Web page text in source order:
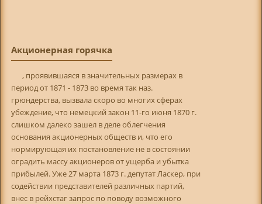
Акционерная горячка
, проявившаяся в значительных размерах в
период от 1871 - 1873 во время так наз.
грюндерства, вызвала скоро во многих сферах
убеждение, что немецкий закон 11-го июня 1870 г.
слишком далеко зашел в деле облегчения
основания акционерных обществ и, что его
нормирующая их постановление не в состоянии
оградить массу акционеров от ущерба и убытка
прибылей. Уже 27 марта 1873 г. депутат Ласкер, при
содействии представителей различных партий,
внес в рейхстаг запрос по поводу возможного